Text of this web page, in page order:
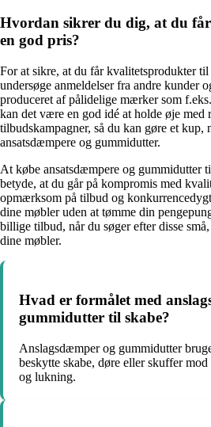
Hvordan sikrer du dig, at du
en god pris?
For at sikre, at du får kvalitetsprodukter
undersøge anmeldelser fra andre kunder
produceret af pålidelige mærker som
kan det være en god idé at holde øje med
tilbudskampagner, så du kan gøre et kup,
ansatsdæmpere og gummidutter.
At købe ansatsdæmpere og gummidutter
betyde, at du går på kompromis med
opmærksom på tilbud og
dine møbler uden at tømme din
billige tilbud, når du søger efter disse
dine møbler.
Hvad er formålet med
gummidutter til skabe?
Anslagsdæmper og gummidutter
beskytte skabe, døre eller skuffer
og lukning.